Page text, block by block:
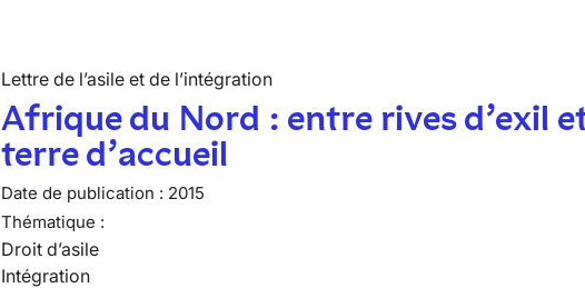
Lettre de l’asile et de l’intégration
Afrique du Nord : entre rives d’exil
terre d’accueil
Date de publication : 2015
Thématique :
Droit d’asile
Intégration